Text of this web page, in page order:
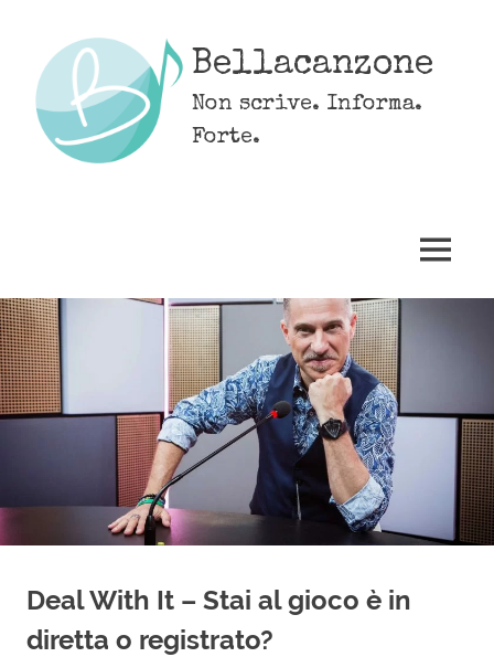
content
Bellacanzone
Non scrive. Informa.
Forte.
MENU
Deal With It – Stai al gioco è in
diretta o registrato?